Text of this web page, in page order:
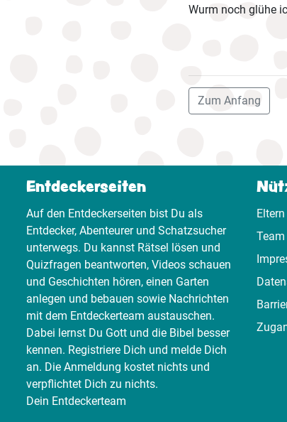
Wurm noch glühe
Zum Anfang
Entdeckerseiten
Auf den Entdeckerseiten bist Du als
Entdecker, Abenteurer und Schatzsucher
unterwegs. Du kannst Rätsel lösen und
Quizfragen beantworten, Videos schauen
und Geschichten hören, einen Garten
anlegen und bebauen sowie Nachrichten
mit dem Entdeckerteam austauschen.
Dabei lernst Du Gott und die Bibel besser
kennen. Registriere Dich und melde Dich
an. Die Anmeldung kostet nichts und
verpflichtet Dich zu nichts.
Dein Entdeckerteam
Eltern
Team